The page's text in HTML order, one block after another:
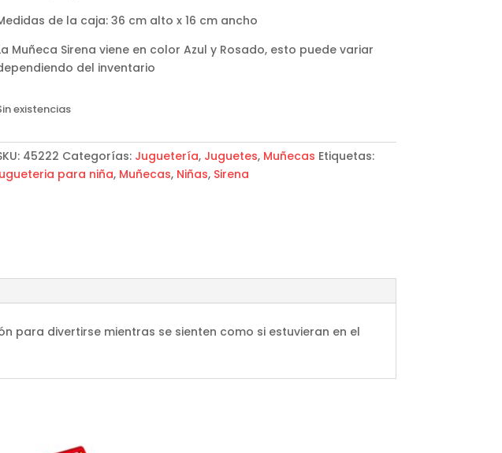
de la caja: 36 cm alto x 16 cm ancho
Muñeca Sirena viene en color Azul y Rosado, esto puede variar
del inventario
existencias
45222 Categorías: Juguetería, Juguetes, Muñecas Etiquetas:
para niña, Muñecas, Niñas, Sirena
para divertirse mientras se sienten como si estuvieran en el